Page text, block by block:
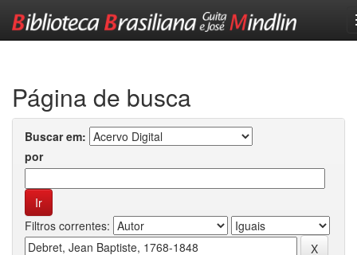
Página de busca
Buscar em:
por
Filtros correntes: